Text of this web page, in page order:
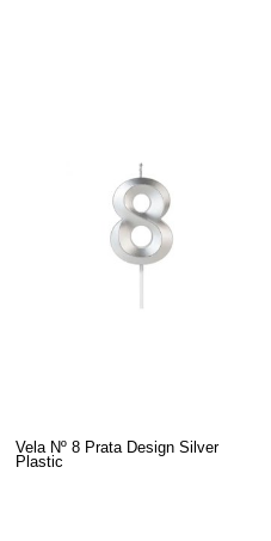
Vela Nº 8 Prata Design Silver
Plastic